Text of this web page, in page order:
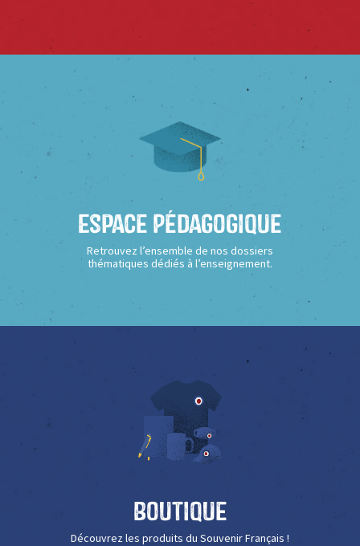
Espace Pédagogique
Retrouvez l’ensemble de nos dossiers
thématiques dédiés à l’enseignement.
Boutique
Découvrez les produits du Souvenir Français !